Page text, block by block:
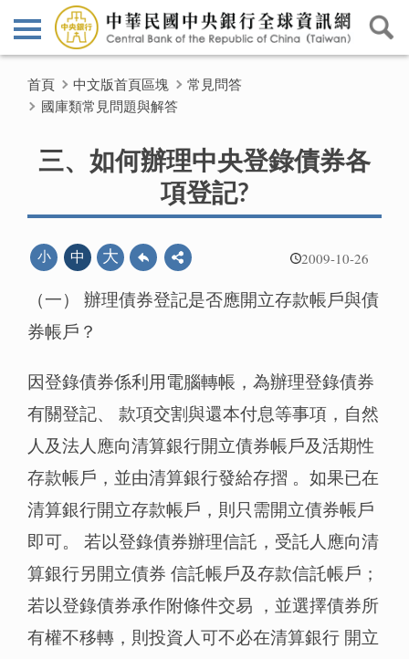
首頁 中文版首頁區塊
常見問答
國庫類常見問題與解答
三、如何辦理中央登錄債券各
項登記?
2009-10-26
小 中 大
（一） 辦理債券登記是否應開立存款帳戶與債
券帳戶？
因登錄債券係利用電腦轉帳，為辦理登錄債券
有關登記、 款項交割與還本付息等事項，自然
人及法人應向清算銀行開立債券帳戶及活期性
存款帳戶，並由清算銀行發給存摺 。如果已在
清算銀行開立存款帳戶，則只需開立債券帳戶
即可。 若以登錄債券辦理信託，受託人應向清
算銀行另開立債券 信託帳戶及存款信託帳戶；
若以登錄債券承作附條件交易 ，並選擇債券所
有權不移轉，則投資人可不必在清算銀行 開立